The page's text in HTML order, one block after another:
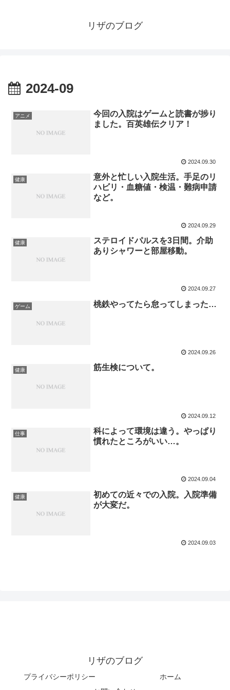
リザのブログ
2024-09
アニメ
今回の入院はゲームと読書が捗り
ました。百英雄伝クリア！
2024.09.30
健康
意外と忙しい入院生活。手足のリ
ハビリ・血糖値・検温・難病申請
など。
2024.09.29
健康
ステロイドパルスを3日間。介助
ありシャワーと部屋移動。
2024.09.27
ゲーム 桃鉄やってたら怠ってしまった…
2024.09.26
健康 筋生検について。
2024.09.12
仕事
科によって環境は違う。やっぱり
慣れたところがいい…。
2024.09.04
健康
初めての近々での入院。入院準備
が大変だ。
2024.09.03
リザのブログ
プライバシーポリシー
ホーム